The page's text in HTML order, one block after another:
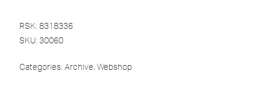
RSK: 8318336
SKU: 30060
Categories: Archive, Webshop